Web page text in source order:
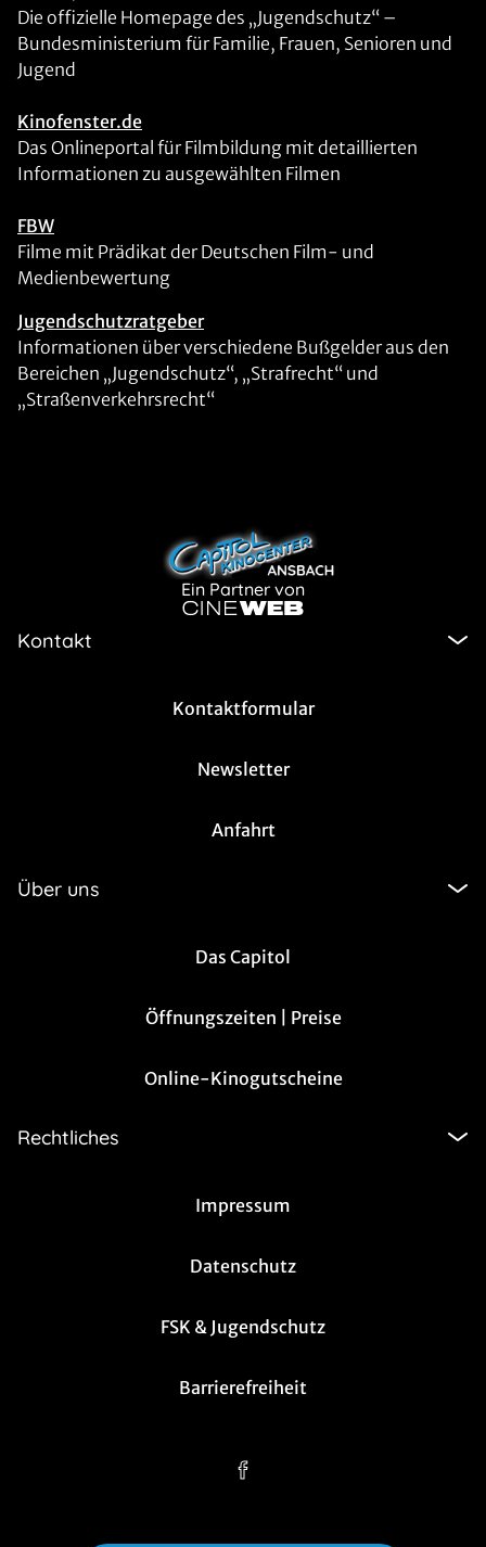
Die offizielle Homepage des „Jugendschutz“ –
Bundesministerium für Familie, Frauen, Senioren und
Jugend
Kinofenster.de
Das Onlineportal für Filmbildung mit detaillierten
Informationen zu ausgewählten Filmen
FBW
Filme mit Prädikat der Deutschen Film- und
Medienbewertung
Jugendschutzratgeber
Informationen über verschiedene Bußgelder aus den
Bereichen „Jugendschutz“, „Strafrecht“ und
„Straßenverkehrsrecht“
Ein Partner von
Kontakt
Kontaktformular
Newsletter
Anfahrt
Über uns
Das Capitol
Öffnungszeiten | Preise
Online-Kinogutscheine
Rechtliches
Impressum
Datenschutz
FSK & Jugendschutz
Barrierefreiheit